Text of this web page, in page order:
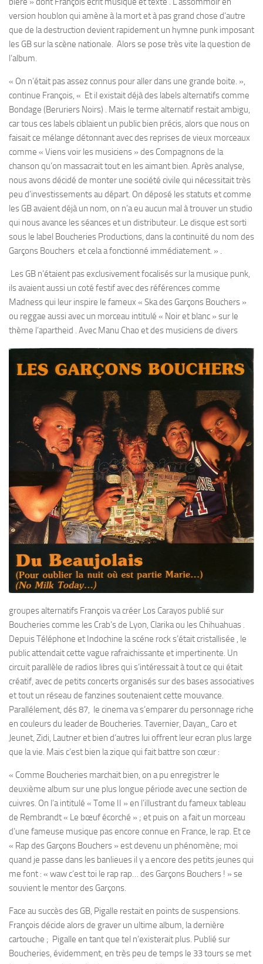
version houblon qui amène à la mort et à pas grand chose d’autre
que de la destruction devient rapidement un hymne punk imposant
les GB sur la scène nationale. Alors se pose très vite la question de
l’album.
« On n’était pas assez connus pour aller dans une grande boite. »,
continue François, « Et il existait déjà des labels alternatifs comme
Bondage (Beruriers Noirs) . Mais le terme alternatif restait ambigu,
car tous ces labels ciblaient un public bien précis, alors que nous on
faisait ce mélange détonnant avec des reprises de vieux morceaux
comme « Viens voir les musiciens » des Compagnons de la
chanson qu’on massacrait tout en les aimant bien. Après analyse,
nous avons décidé de monter une société civile qui nécessitait très
peu d’investissements au départ. On déposé les statuts et comme
les GB avaient déjà un nom, on n’a eu aucun mal à trouver un studio
qui nous avance les séances et un distributeur. Le disque est sorti
sous le label Boucheries Productions, dans la continuité du nom des
Garçons Bouchers et cela a fonctionné immédiatement. » .
Les GB n’étaient pas exclusivement focalisés sur la musique punk,
ils avaient aussi un coté festif avec des références comme
Madness qui leur inspire le fameux « Ska des Garçons Bouchers »
ou reggae aussi avec un morceau intitulé « Noir et blanc » sur le
thème l’apartheid . Avec Manu Chao et des musiciens de divers
groupes alternatifs François va créer Los Carayos publié sur
Boucheries comme les Crab’s de Lyon, Clarika ou les Chihuahuas .
Depuis Téléphone et Indochine la scéne rock s’était cristallisée , le
public attendait cette vague rafraichissante et impertinente. Un
circuit parallèle de radios libres qui s’intéressait à tout ce qui était
créatif, avec de petits concerts organisés sur des bases associatives
et tout un réseau de fanzines soutenaient cette mouvance.
Parallélement, dés 87, le cinema va s’emparer du personnage riche
en couleurs du leader de Boucheries. Tavernier, Dayan,, Caro et
Jeunet, Zidi, Lautner et bien d’autres lui offrent leur ecran plus large
que la vie. Mais c’est bien la zique qui fait battre son cœur :
« Comme Boucheries marchait bien, on a pu enregistrer le
deuxième album sur une plus longue période avec une section de
cuivres. On l’a intitulé « Tome II » en l’illustrant du fameux tableau
de Rembrandt « Le bœuf écorché » ; et puis on a fait un morceau
d’une fameuse musique pas encore connue en France, le rap. Et ce
« Rap des Garçons Bouchers » est devenu un phénomène; moi
quand je passe dans les banlieues il y a encore des petits jeunes qui
me font : « waw c’est toi le rap rap… des Garçons Bouchers ! » se
souvient le mentor des Garçons.
Face au succès des GB, Pigalle restait en points de suspensions.
François décide alors de graver un ultime album, la dernière
cartouche ; Pigalle en tant que tel n’existerait plus. Publié sur
Boucheries, évidemment, en très peu de temps le 33 tours se met